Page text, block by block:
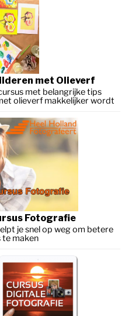
met Olieverf
met belangrijke tips
olieverf makkelijker wordt
Fotografie
je snel op weg om betere
maken